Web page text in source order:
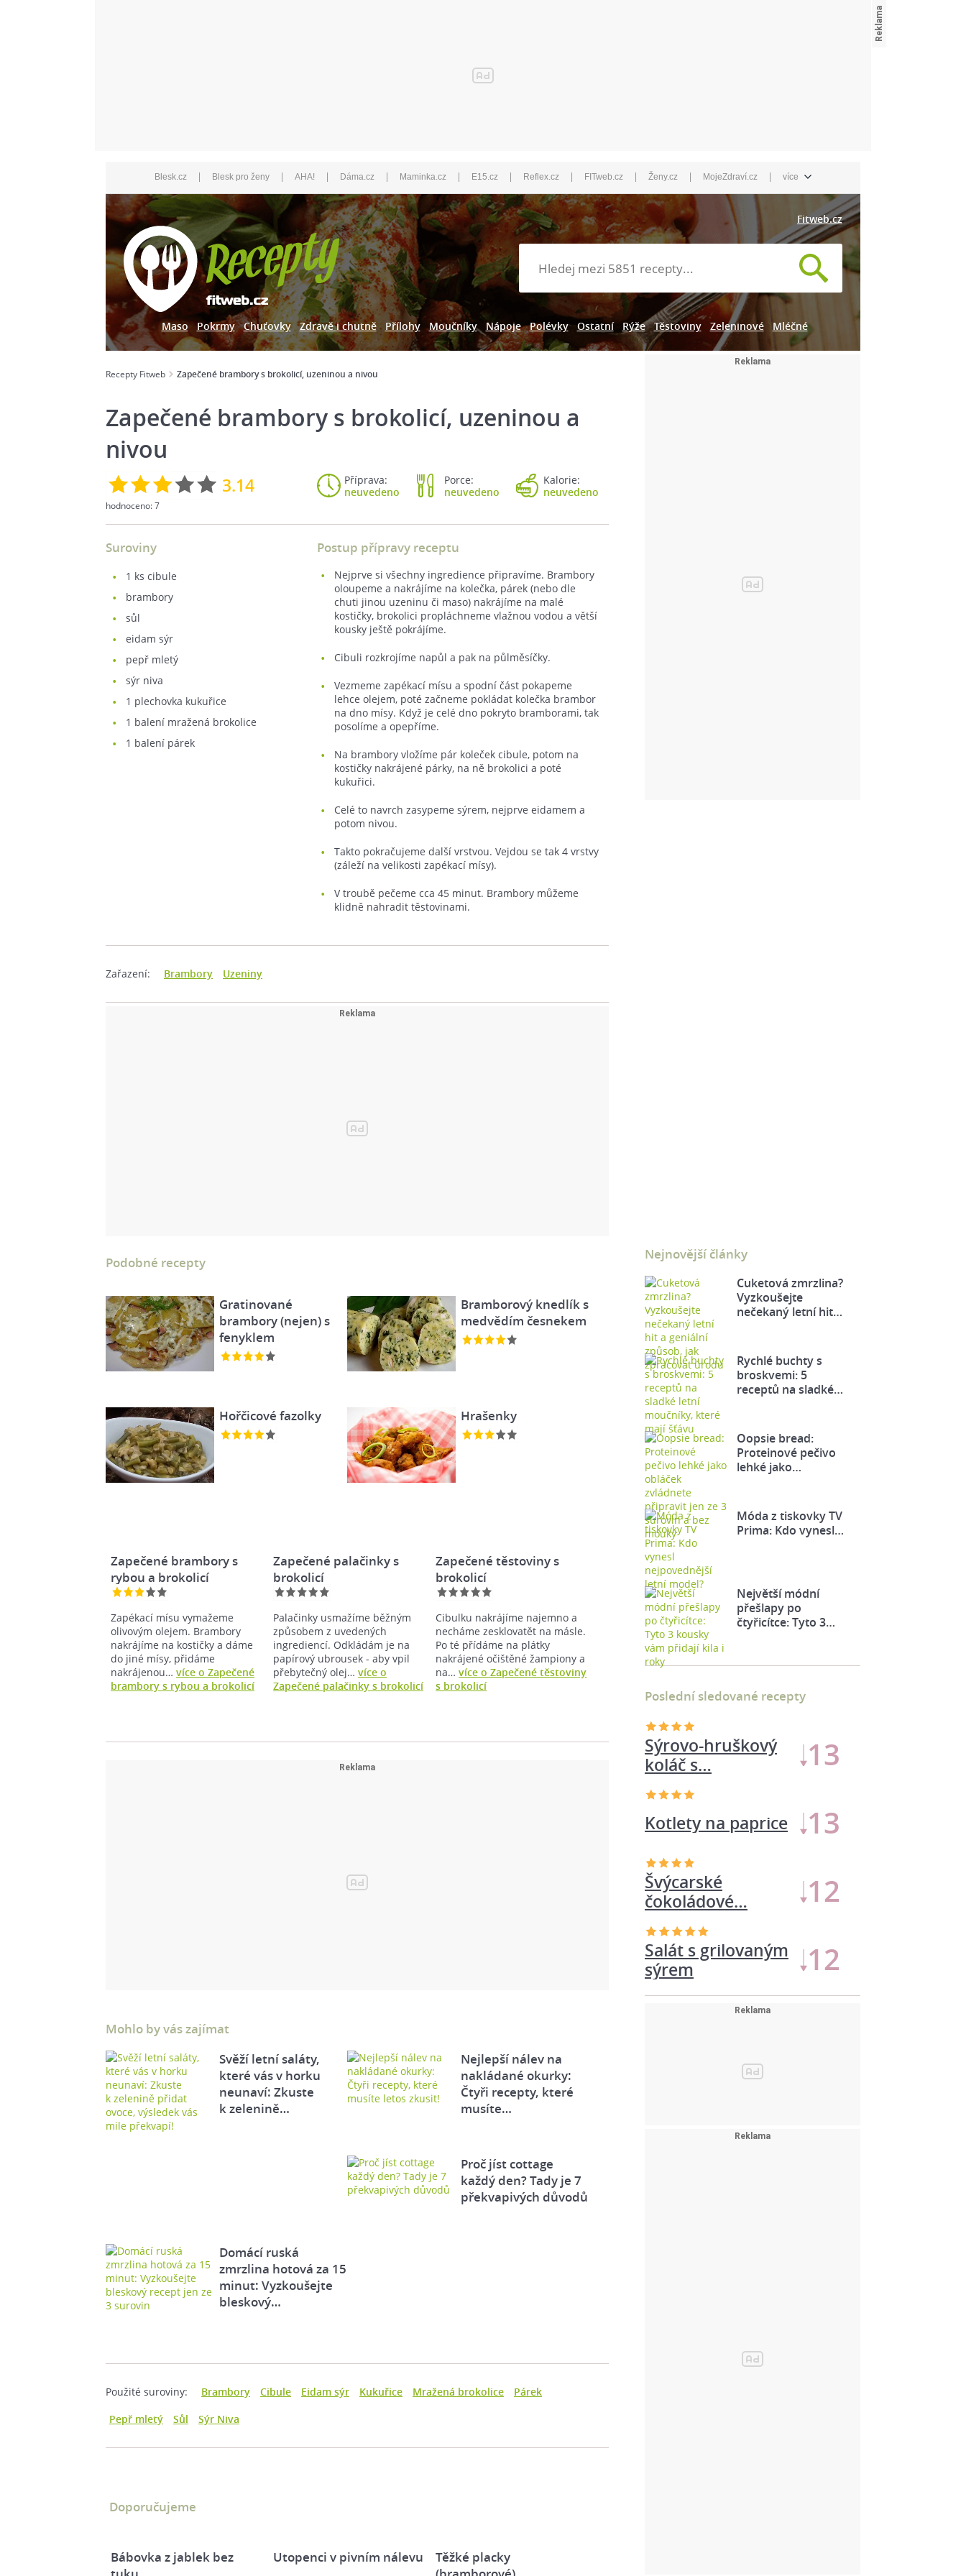
Blesk.cz | Blesk pro ženy | AHA! | Dáma.cz | Maminka.cz | E15.cz | Reflex.cz | FITweb.cz | Ženy.cz | MojeZdraví.cz | více
Fitweb.cz
Maso Pokrmy Chuťovky Zdravě i chutně Přílohy Moučníky Nápoje Polévky Ostatní Rýže Těstoviny Zeleninové Mléčné
Recepty Fitweb Zapečené brambory s brokolicí, uzeninou a nivou
Zapečené brambory s brokolicí, uzeninou a
nivou
3.14
hodnoceno:7
Příprava:
neuvedeno
Porce:
neuvedeno
Kalorie:
neuvedeno
Suroviny
1 ks cibule
brambory
sůl
eidam sýr
pepř mletý
sýr niva
1 plechovka kukuřice
1 balení mražená brokolice
1 balení párek
Postup přípravy receptu
Nejprve si všechny ingredience připravíme. Brambory
oloupeme a nakrájíme na kolečka, párek (nebo dle
chuti jinou uzeninu či maso) nakrájíme na malé
kostičky, brokolici propláchneme vlažnou vodou a větší
kousky ještě pokrájíme.
Cibuli rozkrojíme napůl a pak na půlměsíčky.
Vezmeme zapékací mísu a spodní část pokapeme
lehce olejem, poté začneme pokládat kolečka brambor
na dno mísy. Když je celé dno pokryto bramborami, tak
posolíme a opepříme.
Na brambory vložíme pár koleček cibule, potom na
kostičky nakrájené párky, na ně brokolici a poté
kukuřici.
Celé to navrch zasypeme sýrem, nejprve eidamem a
potom nivou.
Takto pokračujeme další vrstvou. Vejdou se tak 4 vrstvy
(záleží na velikosti zapékací mísy).
V troubě pečeme cca 45 minut. Brambory můžeme
klidně nahradit těstovinami.
Zařazení: Brambory Uzeniny
Podobné recepty
Gratinované
brambory (nejen) s
fenyklem
Bramborový knedlík s
medvědím česnekem
Hořčicové fazolky Hrašenky
Zapečené brambory s
rybou a brokolicí
Zapékací mísu vymažeme
olivovým olejem. Brambory
nakrájíme na kostičky a dáme
do jiné mísy, přidáme
nakrájenou… více o Zapečené
brambory s rybou a brokolicí
Zapečené palačinky s
brokolicí
Palačinky usmažíme běžným
způsobem z uvedených
ingrediencí. Odkládám je na
papírový ubrousek - aby vpil
přebytečný olej…více o
Zapečené palačinky s brokolicí
Zapečené těstoviny s
brokolicí
Cibulku nakrájíme najemno a
necháme zesklovatět na másle.
Po té přídáme na plátky
nakrájené očištěné žampiony a
na…více o Zapečené těstoviny
s brokolicí
Mohlo by vás zajímat
Svěží letní saláty,
které vás v horku
neunaví: Zkuste
k zelenině…
Nejlepší nálev na
nakládané okurky:
Čtyři recepty, které
musíte…
Proč jíst cottage
každý den? Tady je 7
překvapivých důvodů
Domácí ruská
zmrzlina hotová za 15
minut: Vyzkoušejte
bleskový…
Použité suroviny: Brambory Cibule Eidam sýr Kukuřice Mražená brokolice
Párek
Pepř mletý
Sůl Sýr Niva
Doporučujeme
Bábovka z jablek bez
Utopenci v pivním nálevu
Těžké placky
Nejnovější články
Cuketová zmrzlina?
Vyzkoušejte
nečekaný letní hit…
Rychlé buchty s
broskvemi: 5
receptů na sladké…
Oopsie bread:
Proteinové pečivo
lehké jako…
Móda z tiskovky TV
Prima: Kdo vynesl…
Největší módní
přešlapy po
čtyřicítce: Tyto 3…
Poslední sledované recepty
Sýrovo-hruškový
koláč s…
12
Švýcarské
čokoládové…
23
Kotlety na paprice 12
Salát s grilovaným
sýrem
14